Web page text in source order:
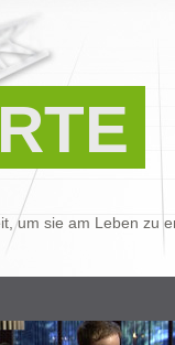
um sie am Leben